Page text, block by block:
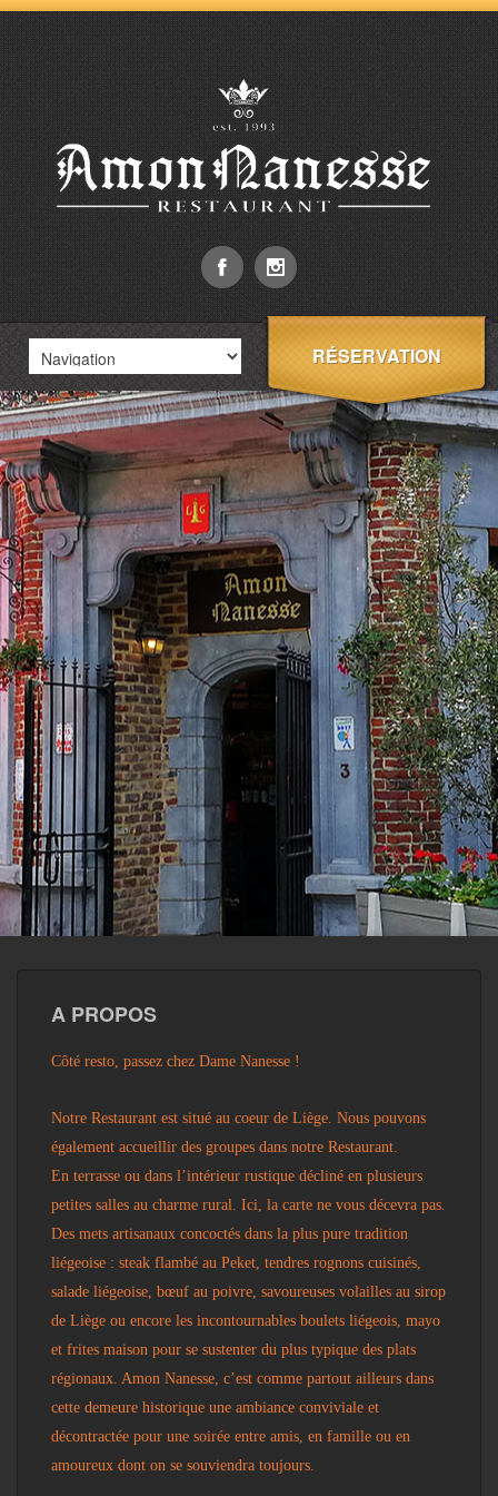
RÉSERVATION
A PROPOS
Côté resto, passez chez Dame Nanesse !
Notre Restaurant est situé au coeur de Liège. Nous pouvons
également accueillir des groupes dans notre Restaurant.
En terrasse ou dans l’intérieur rustique décliné en plusieurs
petites salles au charme rural. Ici, la carte ne vous décevra pas.
Des mets artisanaux concoctés dans la plus pure tradition
liégeoise : steak flambé au Peket, tendres rognons cuisinés,
salade liégeoise, bœuf au poivre, savoureuses volailles au sirop
de Liège ou encore les incontournables boulets liégeois, mayo
et frites maison pour se sustenter du plus typique des plats
régionaux. Amon Nanesse, c’est comme partout ailleurs dans
cette demeure historique une ambiance conviviale et
décontractée pour une soirée entre amis, en famille ou en
amoureux dont on se souviendra toujours.